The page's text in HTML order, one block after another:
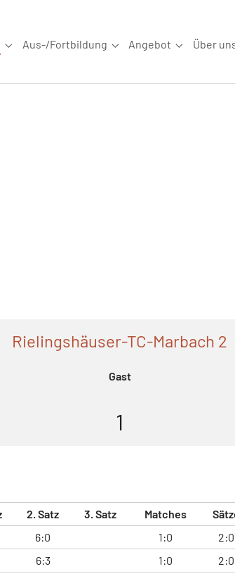
Submenu for "Wettkampfsport"
Aus-/Fortbildung
Submenu for "Aus-/
Angebot
Submenu
Über
Rielingshäuser-TC-Marbach 2
Gast
1
2. Satz 3. Satz Matches
6:0 1:0 2:0
6:3 1:0 2:0